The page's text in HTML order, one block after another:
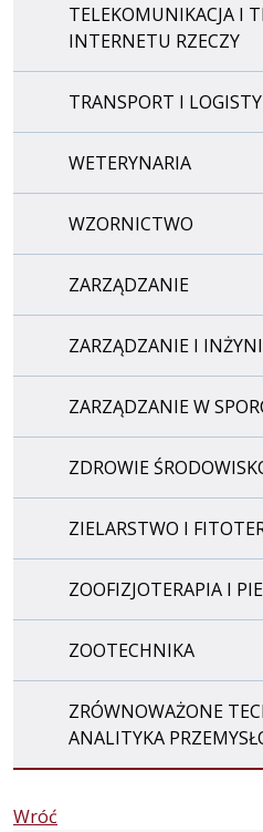
TELEKOMUNIKACJA I
INTERNETU RZECZY
TRANSPORT I
WETERYNARIA
WZORNICTWO
ZARZĄDZANIE
ZARZĄDZANIE I
ZARZĄDZANIE W
ZDROWIE
ZIELARSTWO I
ZOOFIZJOTERAPIA I
ZOOTECHNIKA
ZRÓWNOWAŻONE
ANALITYKA
Wróć